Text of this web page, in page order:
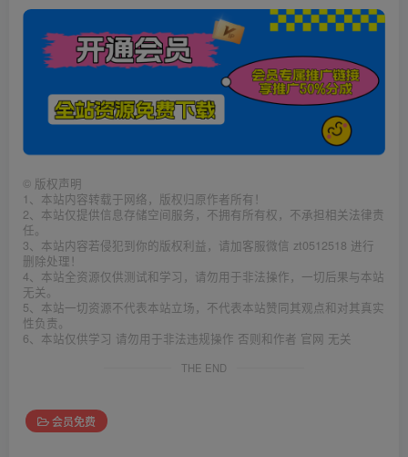
© 版权声明
1、本站内容转载于网络，版权归原作者所有！
2、本站仅提供信息存储空间服务，不拥有所有权，不承担相关法律责
任。
3、本站内容若侵犯到你的版权利益，请加客服微信 zt0512518 进行
删除处理！
4、本站全资源仅供测试和学习，请勿用于非法操作，一切后果与本站
无关。
5、本站一切资源不代表本站立场，不代表本站赞同其观点和对其真实
性负责。
6、本站仅供学习 请勿用于非法违规操作 否则和作者 官网 无关
THE END
会员免费